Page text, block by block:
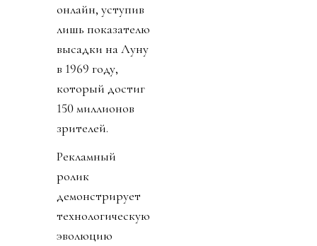
онлайн, уступив
лишь показателю
высадки на Луну
в 1969 году,
который достиг
150 миллионов
зрителей.
Рекламный
ролик
демонстрирует
технологическую
эволюцию